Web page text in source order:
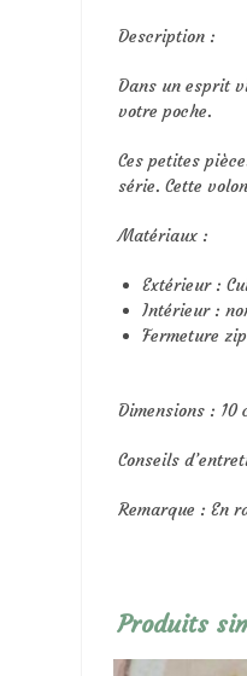
Description :
Dans un esprit
votre poche.
Ces petites
série. Cette
Matériaux :
Extérieur :
Intérieur :
Fermeture
Dimensions : 10
Conseils
Remarque : En
Produits